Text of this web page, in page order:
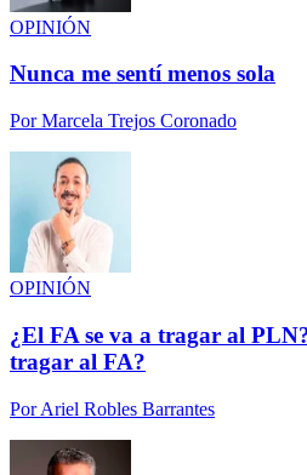
OPINIÓN
Nunca me sentí menos sola
PorMarcela Trejos Coronado
OPINIÓN
¿El FA se va a tragar al
tragar al FA?
PorAriel Robles Barrantes